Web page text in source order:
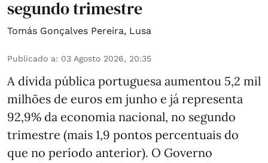
segundo trimestre
Tomás Gonçalves Pereira, Lusa
Publicado a: 03 Agosto 2026, 20:35
A dívida pública portuguesa aumentou 5,2 mil
milhões de euros em junho e já representa
92,9% da economia nacional, no segundo
trimestre (mais 1,9 pontos percentuais do
que no período anterior). O Governo